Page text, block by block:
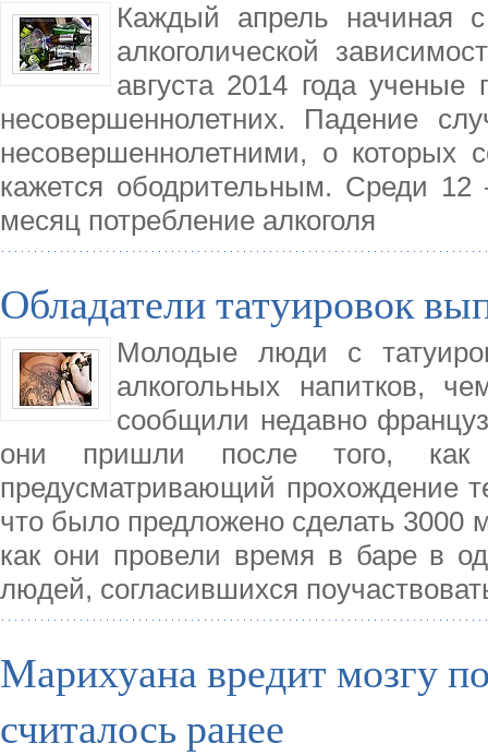
Каждый апрель начиная
алкоголической
августа 2014 года ученые
несовершеннолетних. Падение
несовершеннолетними, о которых
кажется ободрительным. Среди
месяц потребление алкоголя
Обладатели татуировок
Молодые люди с
алкогольных напитков,
сообщили недавно
они пришли после того, как
предусматривающий прохождение
что было предложено сделать
как они провели время в баре в
людей, согласившихся
Марихуана вредит мозгу
считалось ранее